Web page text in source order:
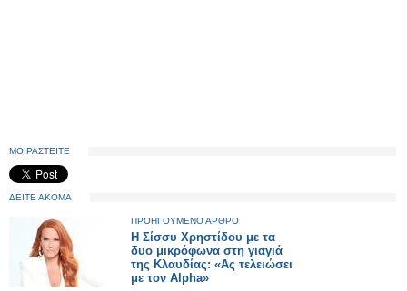
ΜΟΙΡΑΣΤΕΙΤΕ
ΔΕΙΤΕ ΑΚΟΜΑ
ΠΡΟΗΓΟΥΜΕΝΟ ΑΡΘΡΟ
H Σίσσυ Χρηστίδου με τα
δυο μικρόφωνα στη γιαγιά
της Κλαυδίας: «Ας τελειώσει
με τον Alpha»